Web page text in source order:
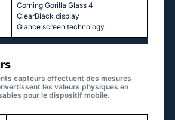
Corning Gorilla Glass 4
ClearBlack display
Glance screen technology
capteurs effectuent des mesures
les valeurs physiques en
pour le dispositif mobile.